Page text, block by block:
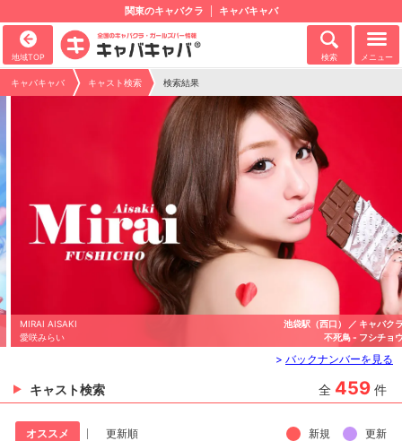
関東のキャバクラ キャバキャバ
地域TOP 検索 メニュー
キャバキャバ キャスト検索 検索結果
MIRAI AISAKI
愛咲みらい
池袋駅（西口） ／ キャバクラ
不死鳥 - フシチョウ
> バックナンバーを見る
キャスト検索 全 459 件
オススメ 更新順 新規 更新